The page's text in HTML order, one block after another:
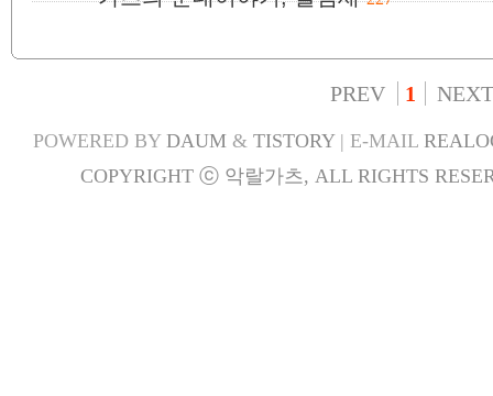
PREV 1 NEXT
POWERED BY DAUM& TISTORY| E-MAIL
COPYRIGHT ⓒ 악랄가츠, ALL RIGHTS